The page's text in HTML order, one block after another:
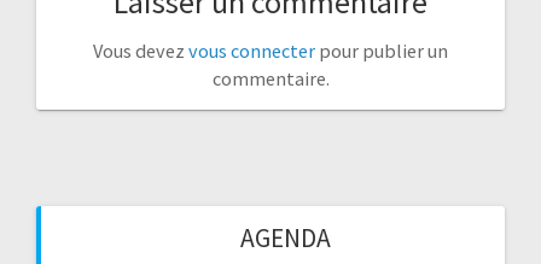
Vous devez vous connecter pour publier un
commentaire.
AGENDA